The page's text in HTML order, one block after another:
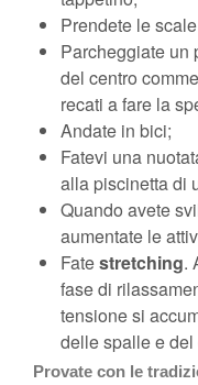
Prendete le
Parcheggiate un
del centro
recati a fare la
Andate in bici;
Fatevi una
alla piscinetta di
Quando avete
aumentate le
Fatestretching.
fase di
tensione si
delle spalle e del
Provate con le